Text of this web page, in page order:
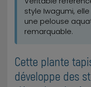
style Iwagumi,
une pelouse
remarquable.
Cette plante
développe des